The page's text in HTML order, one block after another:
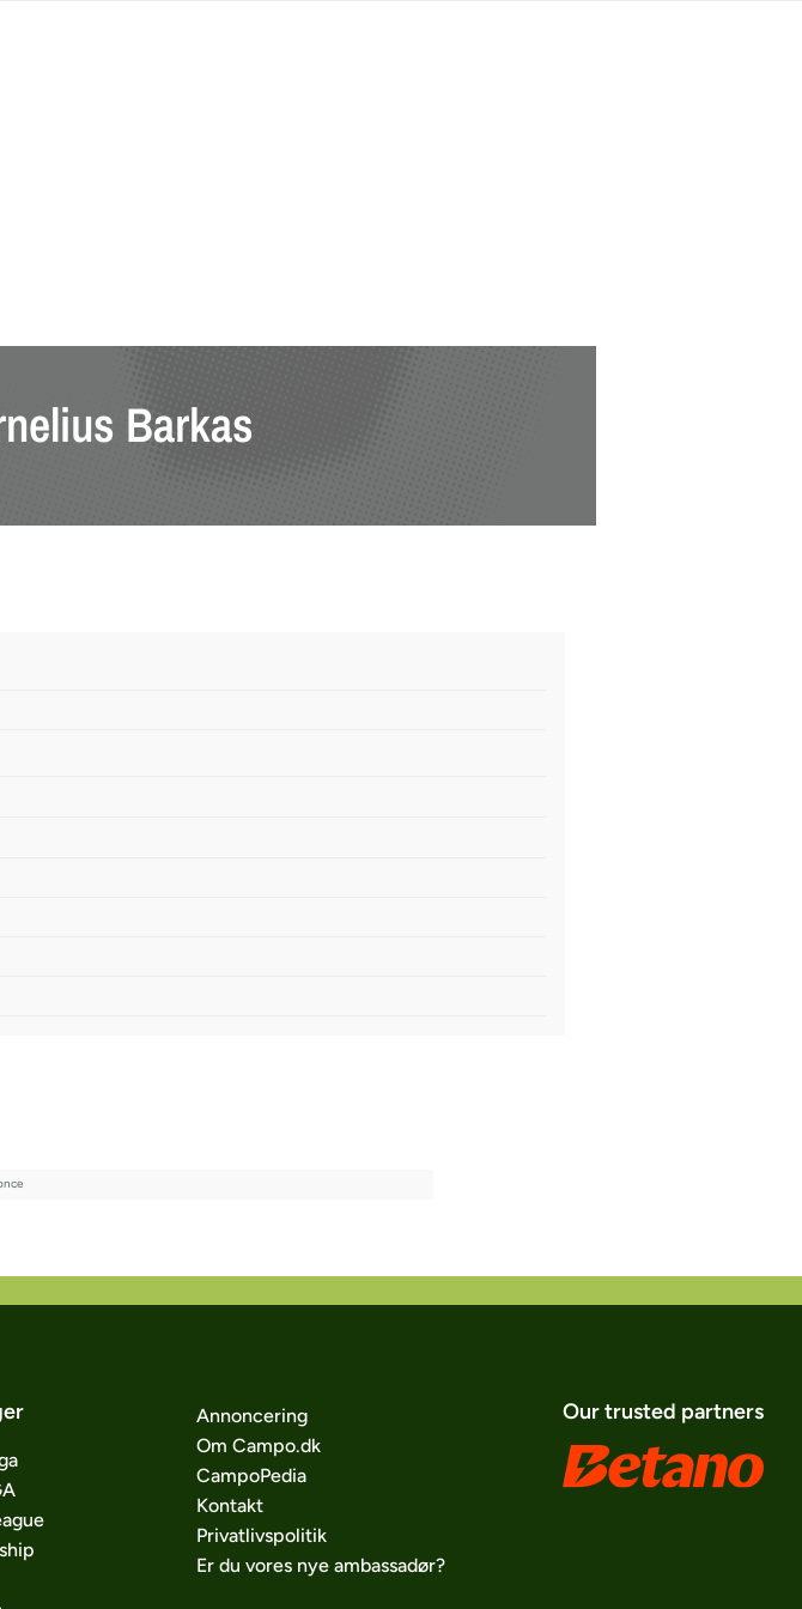
Barkas
Annoncering
Om Campo.dk
CampoPedia
Kontakt
Privatlivspolitik
Er du vores nye ambassadør?
Our trusted partners